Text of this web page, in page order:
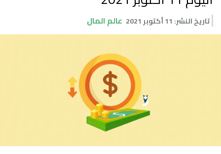
تاريخ النشر: 11 أكتوبر 2021 عالم المال